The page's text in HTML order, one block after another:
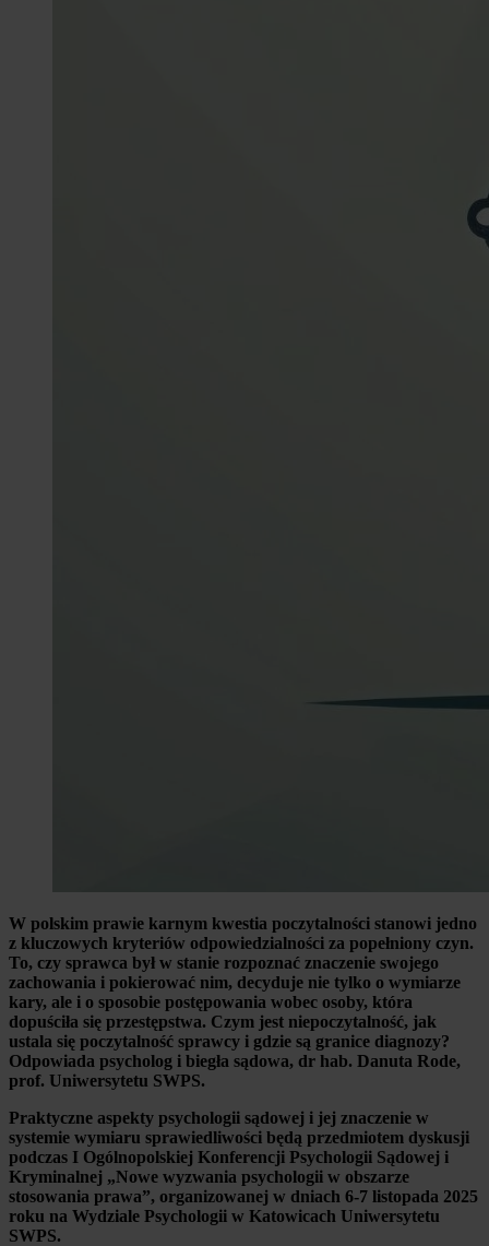
W polskim prawie karnym kwestia poczytalności stanowi jedno
z kluczowych kryteriów odpowiedzialności za popełniony czyn.
To, czy sprawca był w stanie rozpoznać znaczenie swojego
zachowania i pokierować nim, decyduje nie tylko o wymiarze
kary, ale i o sposobie postępowania wobec osoby, która
dopuściła się przestępstwa. Czym jest niepoczytalność, jak
ustala się poczytalność sprawcy i gdzie są granice diagnozy?
Odpowiada psycholog i biegła sądowa, dr hab. Danuta Rode,
prof. Uniwersytetu SWPS.
Praktyczne aspekty psychologii sądowej i jej znaczenie w
systemie wymiaru sprawiedliwości będą przedmiotem dyskusji
podczas I Ogólnopolskiej Konferencji Psychologii Sądowej i
Kryminalnej „Nowe wyzwania psychologii w obszarze
stosowania prawa”, organizowanej w dniach 6-7 listopada 2025
roku na Wydziale Psychologii w Katowicach Uniwersytetu
SWPS.